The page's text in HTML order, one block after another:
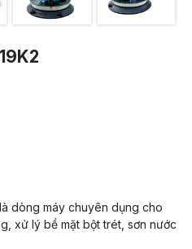
dòng máy chuyên dụng cho
xử lý bề mặt bột trét, sơn nước